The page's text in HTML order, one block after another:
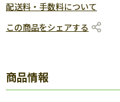
配送料・手数料について
この商品をシェアする
商品情報